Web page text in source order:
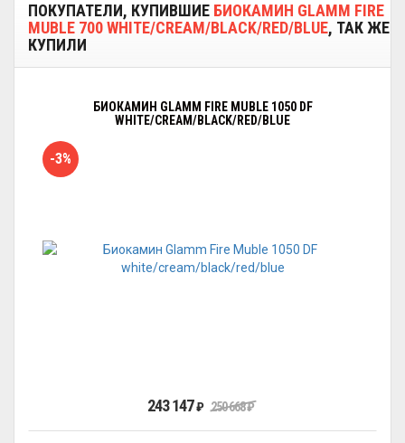
ПОКУПАТЕЛИ, КУПИВШИЕ БИОКАМИН GLAMM FIRE
MUBLE 700 WHITE/CREAM/BLACK/RED/BLUE, ТАК ЖЕ
КУПИЛИ
БИОКАМИН GLAMM FIRE MUBLE 1050 DF
WHITE/CREAM/BLACK/RED/BLUE
-3%
243 147₽ 250 668₽